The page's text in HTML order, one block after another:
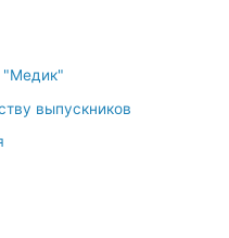
"Медик"
выпускников